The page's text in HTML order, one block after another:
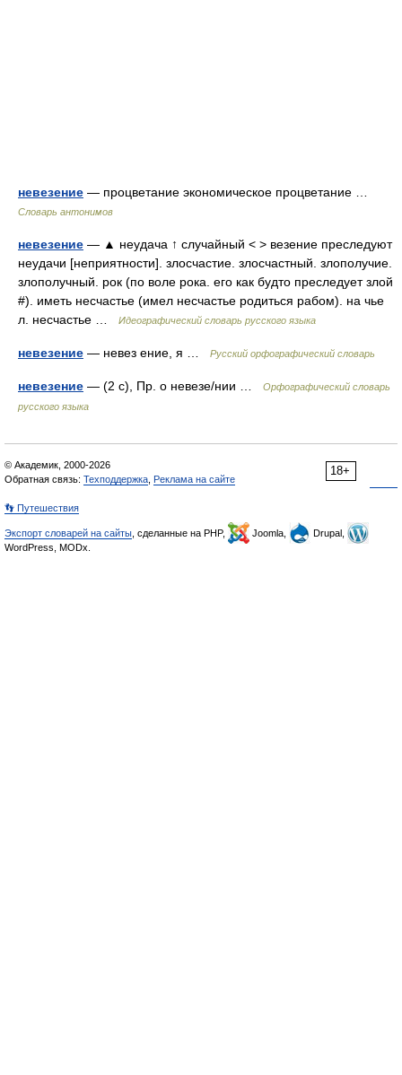
невезение — процветание экономическое процветание …
Словарь антонимов
невезение — ▲ неудача ↑ случайный < > везение преследуют
неудачи [неприятности]. злосчастие. злосчастный. злополучие.
злополучный. рок (по воле рока. его как будто преследует злой
#). иметь несчастье (имел несчастье родиться рабом). на чье
л. несчастье …
Идеографический словарь русского языка
невезение — невез ение, я … Русский орфографический словарь
невезение — (2 с), Пр. о невезе/нии …
Орфографический словарь
русского языка
18+
© Академик, 2000-2026
Обратная связь: Техподдержка Реклама на сайте
👣 Путешествия
Экспорт словарей на сайты , сделанные на PHP, Joomla,
Drupal,
WordPress, MODx.